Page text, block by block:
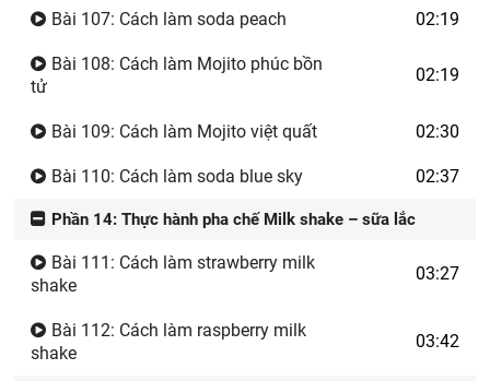
Bài 107: Cách làm soda peach 02:19
Bài 108: Cách làm Mojito phúc bồn
tử
02:19
Bài 109: Cách làm Mojito việt quất 02:30
Bài 110: Cách làm soda blue sky 02:37
Phần 14: Thực hành pha chế Milk shake – sữa lắc
Bài 111: Cách làm strawberry milk
shake
03:27
Bài 112: Cách làm raspberry milk
shake
03:42